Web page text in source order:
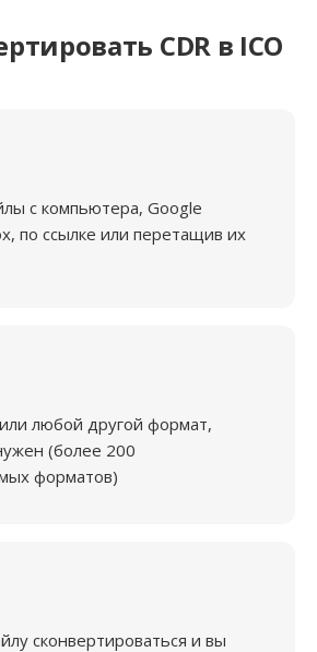
CDR в ICO
с компьютера, Google
по ссылке или перетащив их
любой другой формат,
(более 200
форматов)
сконвертироваться и вы